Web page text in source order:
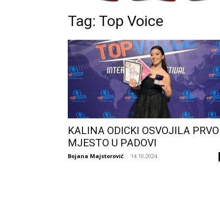
Tag: Top Voice
KALINA ODICKI OSVOJILA PRVO
MJESTO U PADOVI
Bojana Majstorović - 14.10.2024.